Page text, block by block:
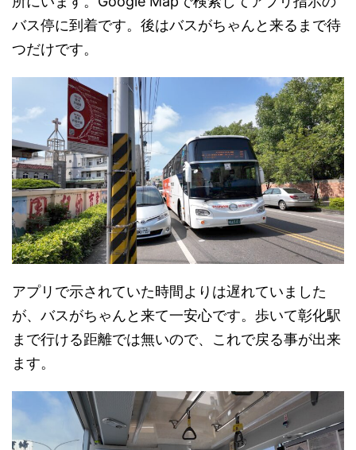
バス停に到着です。後はバスがちゃんと来るまで待
つだけです。
アプリで示されていた時間よりは遅れていました
が、バスがちゃんと来て一安心です。歩いて彰化駅
まで行ける距離では無いので、これで戻る事が出来
ます。